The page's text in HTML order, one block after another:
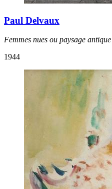
Paul Delvaux
Femmes nues ou paysage antique
1944